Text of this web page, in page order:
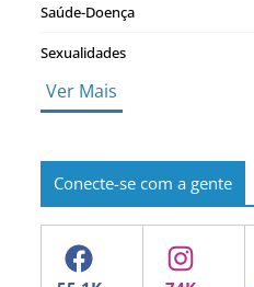
Saúde-Doença
Sexualidades
Ver Mais
Conecte-se com a gente
Facebook Instagram